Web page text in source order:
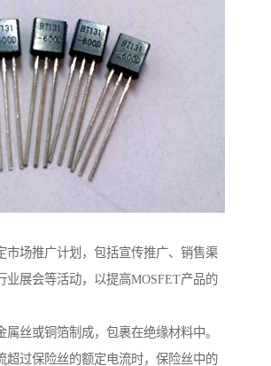
市场推广计划，包括宣传推广、销售渠
业展会等活动，以提高MOSFET产品的
属丝或铜箔制成，包裹在绝缘材料中。
超过保险丝的额定电流时，保险丝中的